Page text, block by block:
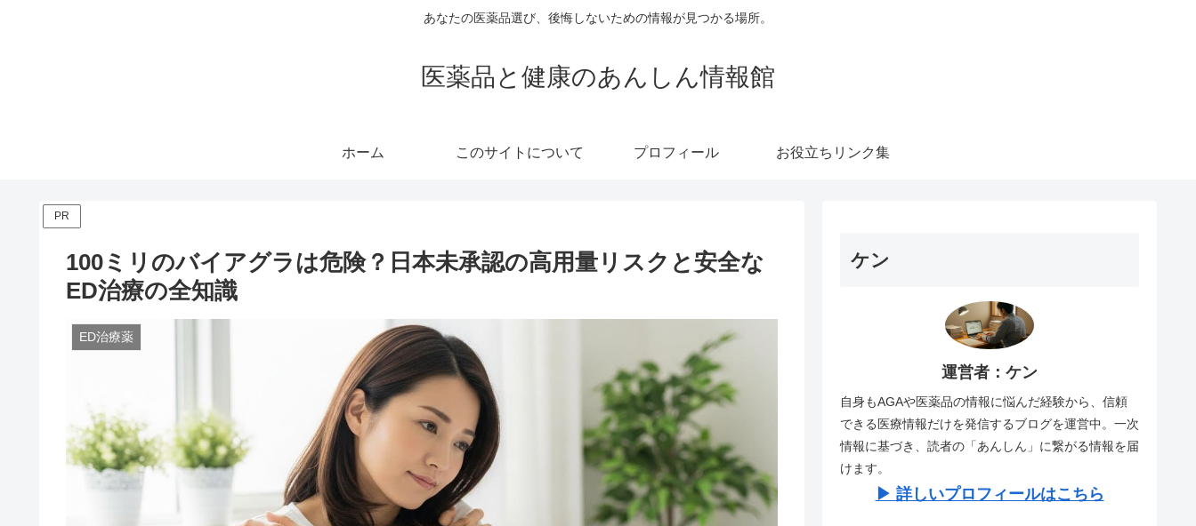
あなたの医薬品選び、後悔しないための情報が見つかる場所。
医薬品と健康のあんしん情報館
ホーム このサイトについて プロフィール お役立ちリンク集
PR
100ミリのバイアグラは危険？日本未承認の高用量リスクと安全な
ED治療の全知識
ED治療薬
ケン
運営者：ケン
自身もAGAや医薬品の情報に悩んだ経験から、信頼
できる医療情報だけを発信するブログを運営中。一次
情報に基づき、読者の「あんしん」に繋がる情報を届
けます。
▶︎ 詳しいプロフィールはこちら